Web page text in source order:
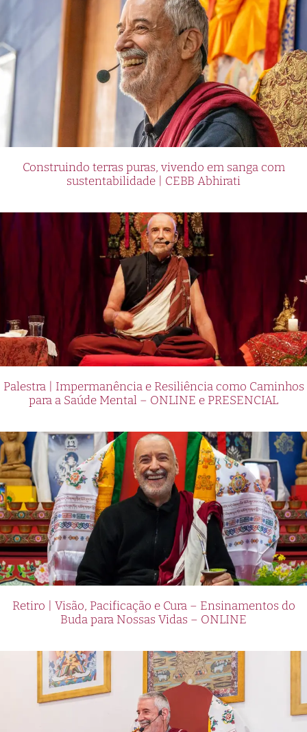
Construindo terras puras, vivendo em sanga com
sustentabilidade | CEBB Abhirati
Palestra | Impermanência e Resiliência como Caminhos
para a Saúde Mental – ONLINE e PRESENCIAL
Retiro | Visão, Pacificação e Cura – Ensinamentos do
Buda para Nossas Vidas – ONLINE